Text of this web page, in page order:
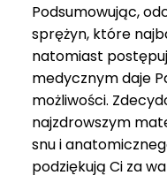
Podsumowując,
sprężyn, które
natomiast
medycznym daje
możliwości.
najzdrowszym
snu i
podziękują Ci za